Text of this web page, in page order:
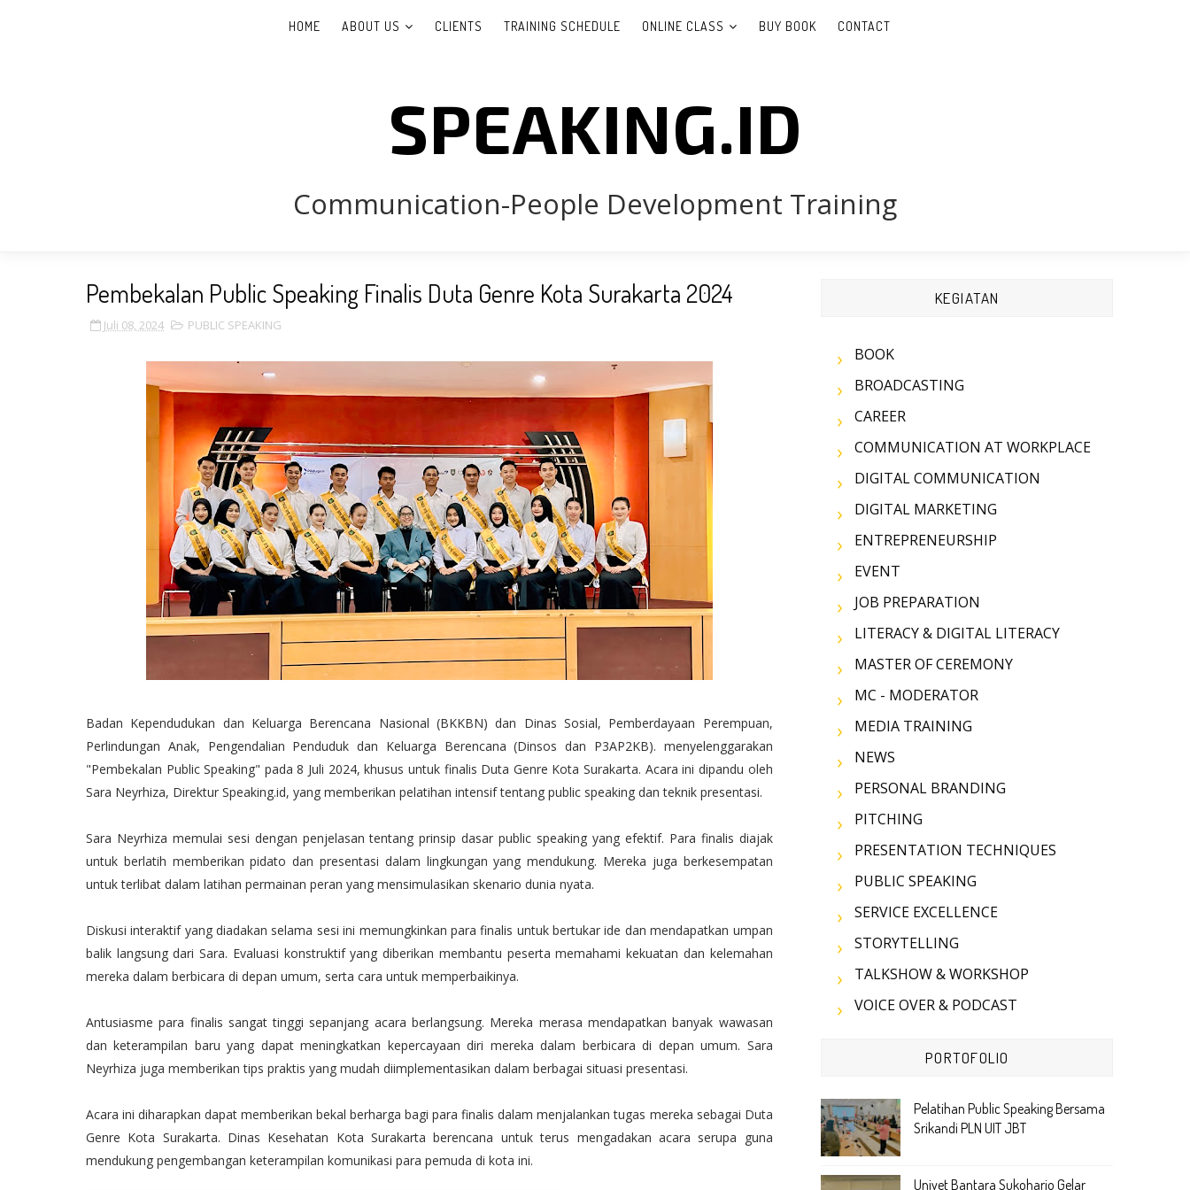
HOME ABOUT US CLIENTS TRAINING SCHEDULE ONLINE CLASS BUY BOOK CONTACT
SPEAKING.ID
Communication-People Development Training
Pembekalan Public Speaking Finalis Duta Genre Kota Surakarta 2024
Juli 08, 2024 PUBLIC SPEAKING
Badan Kependudukan dan Keluarga Berencana Nasional (BKKBN) dan Dinas Sosial, Pemberdayaan Perempuan,
Perlindungan Anak, Pengendalian Penduduk dan Keluarga Berencana (Dinsos dan P3AP2KB). menyelenggarakan
"Pembekalan Public Speaking" pada 8 Juli 2024, khusus untuk finalis Duta Genre Kota Surakarta. Acara ini dipandu oleh
Sara Neyrhiza, Direktur Speaking.id, yang memberikan pelatihan intensif tentang public speaking dan teknik presentasi.
Sara Neyrhiza memulai sesi dengan penjelasan tentang prinsip dasar public speaking yang efektif. Para finalis diajak
untuk berlatih memberikan pidato dan presentasi dalam lingkungan yang mendukung. Mereka juga berkesempatan
untuk terlibat dalam latihan permainan peran yang mensimulasikan skenario dunia nyata.
Diskusi interaktif yang diadakan selama sesi ini memungkinkan para finalis untuk bertukar ide dan mendapatkan umpan
balik langsung dari Sara. Evaluasi konstruktif yang diberikan membantu peserta memahami kekuatan dan kelemahan
mereka dalam berbicara di depan umum, serta cara untuk memperbaikinya.
Antusiasme para finalis sangat tinggi sepanjang acara berlangsung. Mereka merasa mendapatkan banyak wawasan
dan keterampilan baru yang dapat meningkatkan kepercayaan diri mereka dalam berbicara di depan umum. Sara
Neyrhiza juga memberikan tips praktis yang mudah diimplementasikan dalam berbagai situasi presentasi.
Acara ini diharapkan dapat memberikan bekal berharga bagi para finalis dalam menjalankan tugas mereka sebagai Duta
Genre Kota Surakarta. Dinas Kesehatan Kota Surakarta berencana untuk terus mengadakan acara serupa guna
mendukung pengembangan keterampilan komunikasi para pemuda di kota ini.
KEGIATAN
BOOK
BROADCASTING
CAREER
COMMUNICATION AT WORKPLACE
DIGITAL COMMUNICATION
DIGITAL MARKETING
ENTREPRENEURSHIP
EVENT
JOB PREPARATION
LITERACY & DIGITAL LITERACY
MASTER OF CEREMONY
MC - MODERATOR
MEDIA TRAINING
NEWS
PERSONAL BRANDING
PITCHING
PRESENTATION TECHNIQUES
PUBLIC SPEAKING
SERVICE EXCELLENCE
STORYTELLING
TALKSHOW & WORKSHOP
VOICE OVER & PODCAST
PORTOFOLIO
Pelatihan Public Speaking Bersama
Srikandi PLN UIT JBT
Univet Bantara Sukoharjo Gelar